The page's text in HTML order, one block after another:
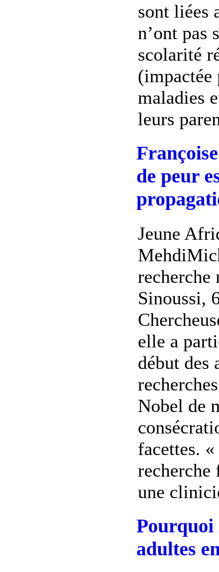
sont liées
n’ont pas
scolarité
(impactée
maladies
leurs
de peur
Jeune
recherche
Sinoussi,
elle a
début des
Nobel de
facettes.
recherche
une
Pourquoi
adultes